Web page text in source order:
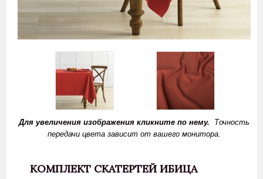
Для увеличения изображения кликните по нему. Точность
передачи цвета зависит от вашего монитора.
КОМПЛЕКТ СКАТЕРТЕЙ ИБИЦА